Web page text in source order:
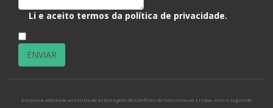
Li e aceito termos da política de privacidade.
Empresa aderente ao Centro de Arbitragem de Conflitos de Consumo de Lisboa. com o seguinte